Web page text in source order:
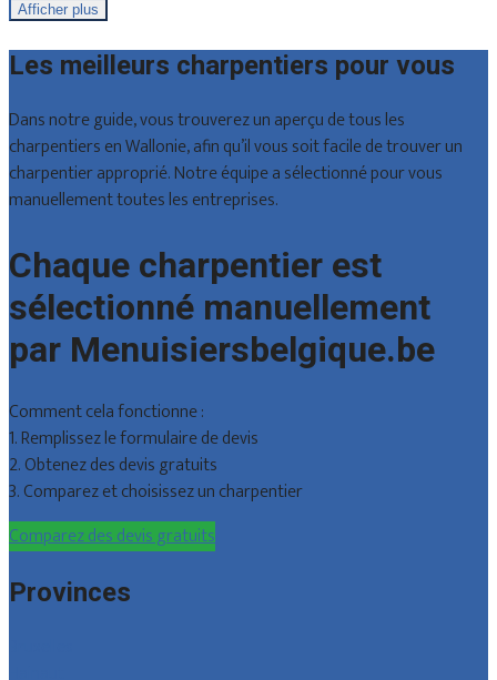
Afficher plus
Les meilleurs charpentiers pour vous
Dans notre guide, vous trouverez un aperçu de tous les
charpentiers en Wallonie, afin qu’il vous soit facile de trouver un
charpentier approprié. Notre équipe a sélectionné pour vous
manuellement toutes les entreprises.
Chaque charpentier est
sélectionné manuellement
par Menuisiersbelgique.be
Comment cela fonctionne :
1. Remplissez le formulaire de devis
2. Obtenez des devis gratuits
3. Comparez et choisissez un charpentier
Comparez des devis gratuits
Provinces